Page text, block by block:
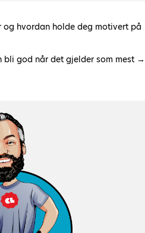
hvordan holde deg motivert på
bli god når det gjelder som mest →